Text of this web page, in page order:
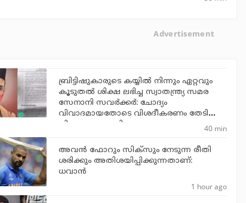
Advertisement
ബ്രിട്ടിഷുകാരുടെ കയ്യില്‍ നിന്നും ഏറ്റവും
കൂടുതല്‍ ശിക്ഷ ലഭിച്ച സ്വാതന്ത്ര്യ സമര
സേനാനി സവര്‍ക്കര്‍: ചോദ്യം
വിവാദമായതോടെ വിശദീകരണം തേടി
വിദ്യാഭ്യാസ മന്ത്രി
40 min
അവന്‍ ഫോറും സിക്സും നേടുന്ന രീതി
ശരിക്കും അതിശയിപ്പിക്കുന്നതാണ്:
ധവാന്‍
1 hour ago